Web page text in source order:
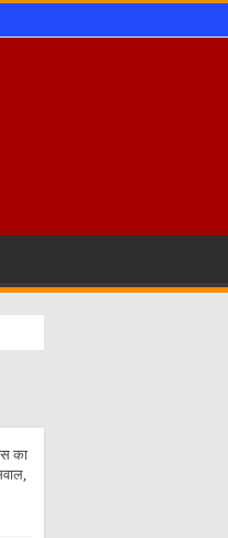
का